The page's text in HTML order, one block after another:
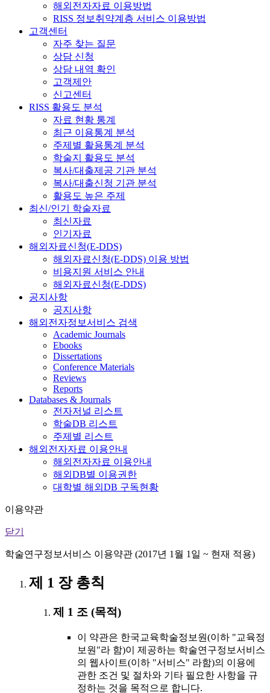
해외전자자료 이용방법
RISS 정보취약계층 서비스 이용방법
고객센터
자주 찾는 질문
상담 신청
상담 내역 확인
고객제안
신고센터
RISS 활용도 분석
자료 현황 통계
최근 이용통계 분석
주제별 활용통계 분석
학술지 활용도 분석
복사/대출제공 기관 분석
복사/대출신청 기관 분석
활용도 높은 주제
최신/인기 학술자료
최신자료
인기자료
해외자료신청(E-DDS)
해외자료신청(E-DDS) 이용 방법
비용지원 서비스 안내
해외자료신청(E-DDS)
공지사항
공지사항
해외전자정보서비스 검색
Academic Journals
Ebooks
Dissertations
Conference Materials
Reviews
Reports
Databases & Journals
전자저널 리스트
학술DB 리스트
주제별 리스트
해외전자자료 이용안내
해외전자자료 이용안내
해외DB별 이용권한
대학별 해외DB 구독현황
이용약관
닫기
학술연구정보서비스 이용약관 (2017년 1월 1일 ~ 현재 적용)
제 1 장 총칙
제 1 조 (목적)
이 약관은 한국교육학술정보원(이하 "교육정
보원"라 함)이 제공하는 학술연구정보서비스
의 웹사이트(이하 "서비스" 라함)의 이용에
관한 조건 및 절차와 기타 필요한 사항을 규
정하는 것을 목적으로 합니다.